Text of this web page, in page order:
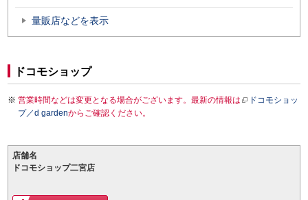
量販店などを表示
ドコモショップ
営業時間などは変更となる場合がございます。最新の情報は
ドコモショッ
プ／d gardenからご確認ください。
店舗名
ドコモショップ二宮店